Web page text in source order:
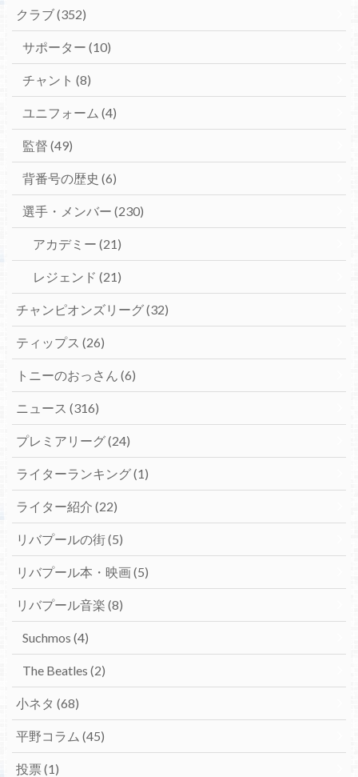
クラブ(352)
サポーター (10)
チャント (8)
ユニフォーム (4)
監督 (49)
背番号の歴史 (6)
選手・メンバー (230)
アカデミー (21)
レジェンド (21)
チャンピオンズリーグ(32)
ティップス (26)
トニーのおっさん (6)
ニュース (316)
プレミアリーグ(24)
ライターランキング(1)
ライター紹介 (22)
リバプールの街(5)
リバプール本・映画(5)
リバプール音楽 (8)
Suchmos (4)
The Beatles (2)
小ネタ (68)
平野コラム (45)
投票 (1)